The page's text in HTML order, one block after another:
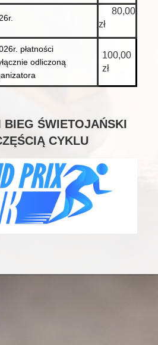
80,00
zł
płatności
odliczoną
100,00
zł
BIEG ŚWIETOJAŃSKI
CYKLU